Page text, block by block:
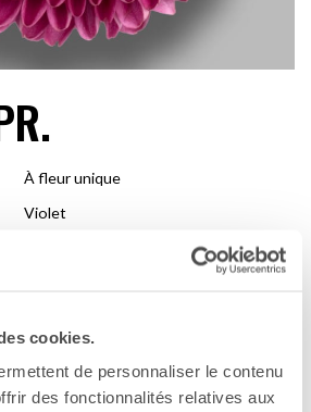
cookies.
de personnaliser le contenu
des fonctionnalités relatives aux
À fleur unique
Violet
Toute la saison